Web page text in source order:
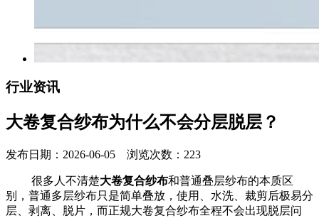
行业资讯
大卷复合纱布为什么不会分层脱层？
发布日期：2026-06-05 浏览次数：223
很多人不清楚大卷复合纱布和普通叠层纱布的本质区
别，普通多层纱布只是简单叠放，使用、水洗、裁剪后极易分
层、剥离、脱片，而正规大卷复合纱布全程不会出现脱层问